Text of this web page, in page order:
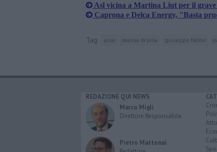
Asl vicina a Martina Liut per il
Caprona e Delca Energy, "Basta
Tag pisa marina di pisa giuseppe fabbri
REDAZIONE QUI NEWS
Marco Migli
Direttore Responsabile
Pietro Mattonai